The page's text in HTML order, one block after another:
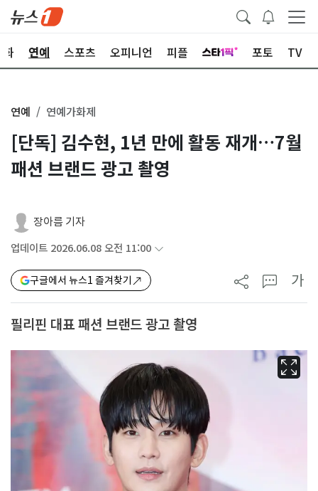
화 연예 스포츠 오피니언 피플 포토 TV
연예 연예가화제
[단독] 김수현, 1년 만에 활동 재개…7월
패션 브랜드 광고 촬영
장아름 기자
업데이트 2026.06.08 오전 11:00
구글에서 뉴스1 즐겨찾기 가
필리핀 대표 패션 브랜드 광고 촬영